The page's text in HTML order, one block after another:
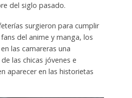
del siglo pasado.
surgieron para cumplir
del anime y manga, los
las camareras una
las chicas jóvenes e
aparecer en las historietas